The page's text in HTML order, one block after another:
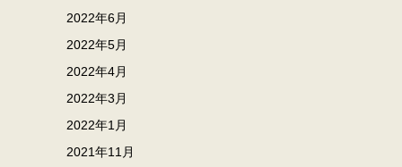
2022年6月
2022年5月
2022年4月
2022年3月
2022年1月
2021年11月